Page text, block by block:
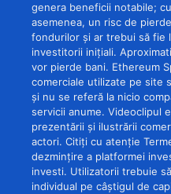
genera beneficii notabile;
asemenea, un risc de
fondurilor și ar trebui să fie
investitorii inițiali.
vor pierde bani. Ethereum
comerciale utilizate pe site
și nu se referă la nicio
servicii anume. Videoclipul
prezentării și ilustrării
actori. Citiți cu atenție
dezmințire a platformei
investi. Utilizatorii trebuie
individual pe câștigul de